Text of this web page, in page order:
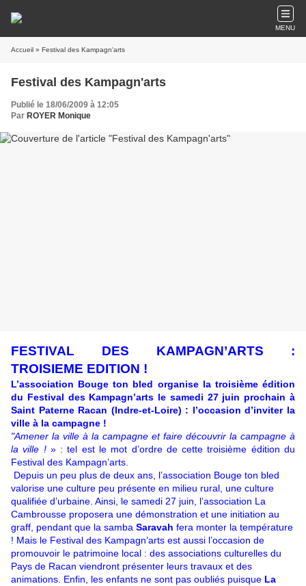
MENU
Accueil » Festival des Kampagn'arts
Festival des Kampagn'arts
Publié le 18/06/2009 à 12:05
Par ROYER Monique
FESTIVAL DES KAMPAGN’ARTS :
TROISIEME EDITION !
L’association Bouge ton bled organise la troisième édition
du Festival des Kampagn’arts le samedi 27 juin prochain à
Saint Paterne Racan (Indre-et-Loire) : l’occasion d’inviter la
ville à la campagne !
"Amener la ville à la campagne et faire découvrir la campagne à
la ville ! » : tel est le mot d’ordre de cette troisième édition du
Festival des Kampagn’arts.
Depuis un peu plus de deux ans, l’association Bouge ton bled
valorise une culture peu présente en milieu rural, une culture
qualifiée d’urbaine. Ainsi, le samedi 27 juin, l’association La
Cambrousse proposera une démonstration et une initiation au
graff, pendant que la samba Saravah fera monter la température
! Mais le Festival des Kampagn’arts est aussi l’occasion de
promouvoir le patrimoine local : des associations culturelles du
Pays de Racan viendront présenter leurs travaux et des
animations. Enfin, les enfants ne sont pas oubliés puisque La